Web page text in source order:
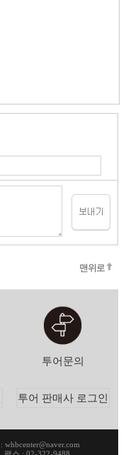
맨위로
투어문의
투어 판매사 로그인